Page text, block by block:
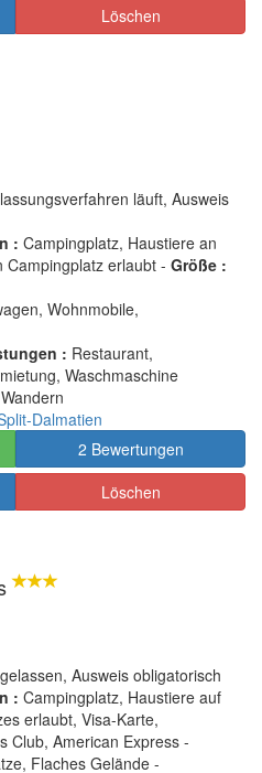
Löschen
läuft, Ausweis
: Campingplatz, Haustiere an
erlaubt - Größe :
Wohnmobile,
: Restaurant,
Waschmaschine
Wandern
Dalmatien
2 Bewertungen
Löschen
Ausweis obligatorisch
: Campingplatz, Haustiere auf
erlaubt, Visa-Karte,
Club, American Express -
Flaches Gelände -